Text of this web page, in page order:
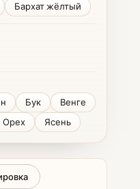
Бархат жёлтый
Бук
Венге
Орех Ясень